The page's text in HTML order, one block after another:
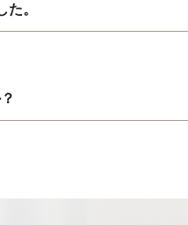
。